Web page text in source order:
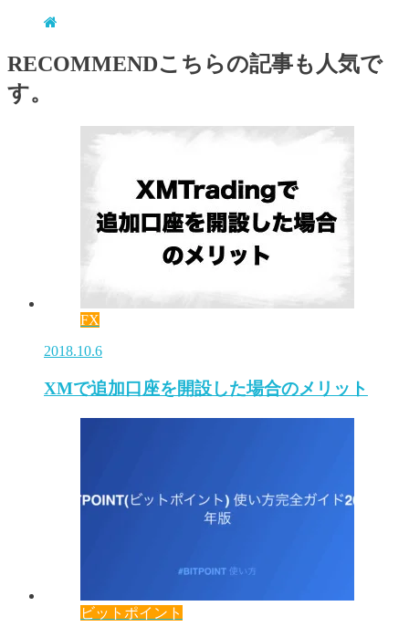
RECOMMENDこちらの記事も人気で
す。
FX
2018.10.6
XMで追加口座を開設した場合のメリット
ビットポイント